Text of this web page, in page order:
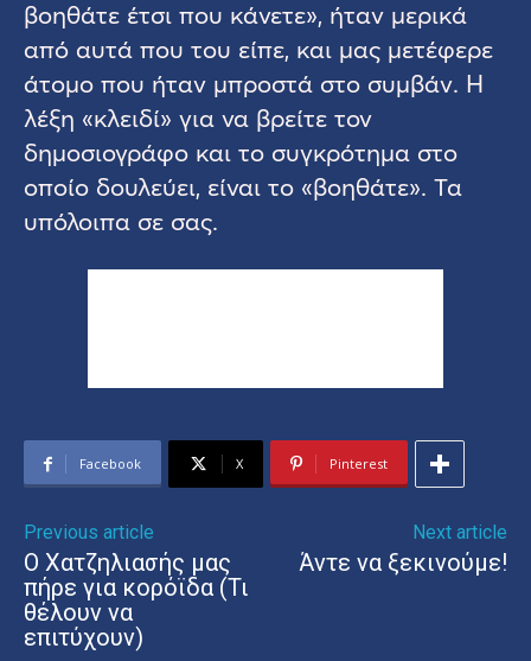
βοηθάτε έτσι που κάνετε», ήταν μερικά
από αυτά που του είπε, και μας μετέφερε
άτομο που ήταν μπροστά στο συμβάν. Η
λέξη «κλειδί» για να βρείτε τον
δημοσιογράφο και το συγκρότημα στο
οποίο δουλεύει, είναι το «βοηθάτε». Τα
υπόλοιπα σε σας.
Facebook X Pinterest
Previous article
Ο Χατζηλιασής μας
πήρε για κορόϊδα (Τι
θέλουν να
επιτύχουν)
Next article
Άντε να ξεκινούμε!